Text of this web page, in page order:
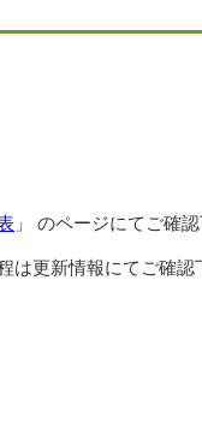
」 のページにてご確認
は更新情報にてご確認